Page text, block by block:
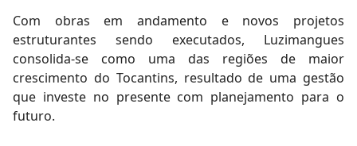
Com obras em andamento e novos projetos
estruturantes sendo executados, Luzimangues
consolida-se como uma das regiões de maior
crescimento do Tocantins, resultado de uma gestão
que investe no presente com planejamento para o
futuro.